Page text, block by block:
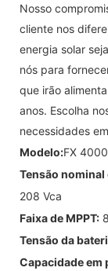
Nosso
cliente nos
energia solar
nós para
que irão
anos. Escolha
necessidades
Modelo:FX
Tensão nominal
208 Vca
Faixa de MPPT:
Tensão da
Capacidade em